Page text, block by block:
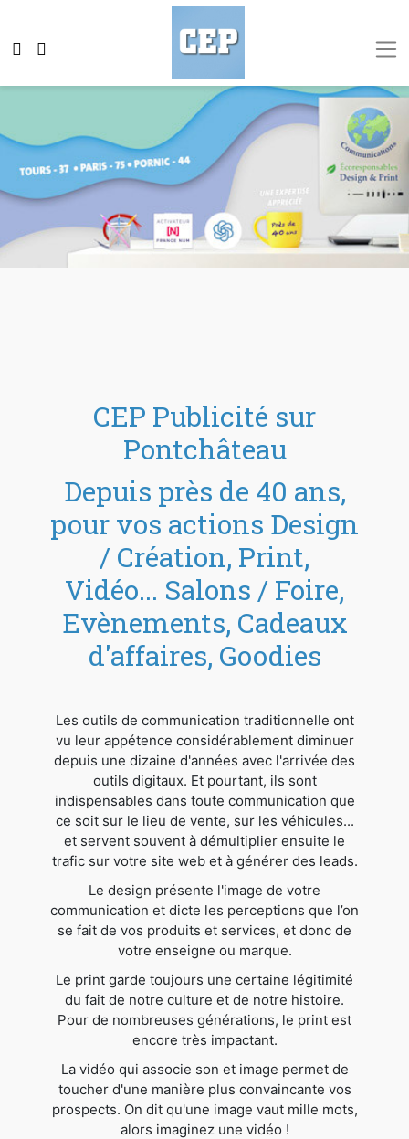
CEP Publicité sur
Pontchâteau
Depuis près de 40 ans,
pour vos actions Design
/ Création, Print,
Vidéo... Salons / Foire,
Evènements, Cadeaux
d'affaires, Goodies
Les outils de communication traditionnelle ont
vu leur appétence considérablement diminuer
depuis une dizaine d'années avec l'arrivée des
outils digitaux. Et pourtant, ils sont
indispensables dans toute communication que
ce soit sur le lieu de vente, sur les véhicules...
et servent souvent à démultiplier ensuite le
trafic sur votre site web et à générer des leads.
Le design présente l'image de votre
communication et dicte les perceptions que l’on
se fait de vos produits et services, et donc de
votre enseigne ou marque.
Le print garde toujours une certaine légitimité
du fait de notre culture et de notre histoire.
Pour de nombreuses générations, le print est
encore très impactant.
La vidéo qui associe son et image permet de
toucher d'une manière plus convaincante vos
prospects. On dit qu'une image vaut mille mots,
alors imaginez une vidéo !